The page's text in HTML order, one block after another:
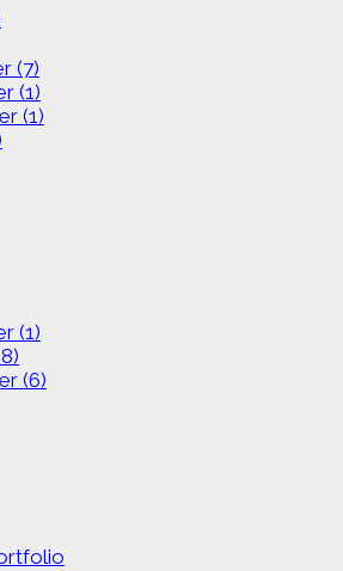
(7)
(1)
(1)
(1)
(6)